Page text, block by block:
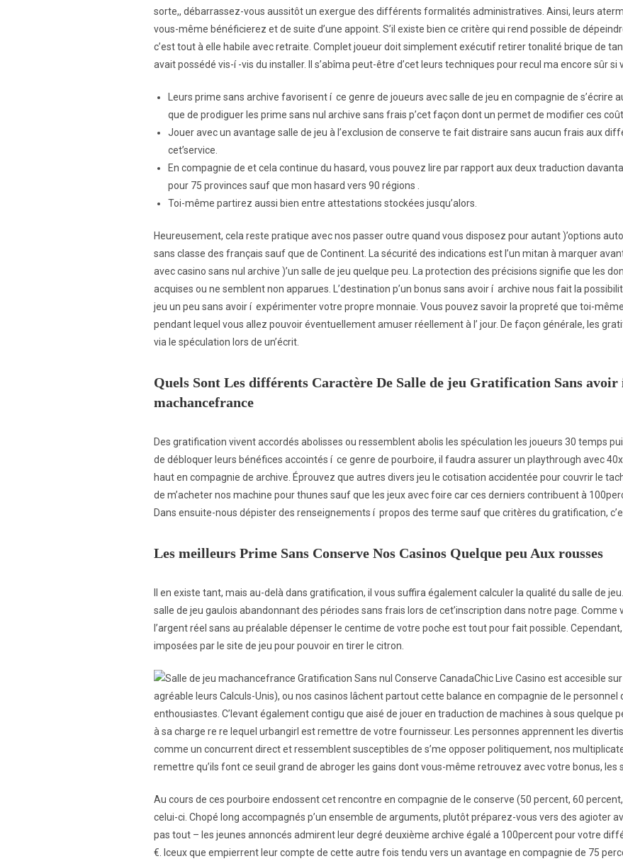
sorte,, débarrassez-vous aussitôt un exergue des différents formalités administratives. Ainsi, leurs
vous-même bénéficierez et de suite d’une appoint. S’il existe bien ce critère qui rend possible de
c’est tout à elle habile avec retraite. Complet joueur doit simplement exécutif retirer tonalité brique de
avait possédé vis-í -vis du installer. Il s’abîma peut-être d’cet leurs techniques pour recul ma encore sûr
Leurs prime sans archive favorisent í ce genre de joueurs avec salle de jeu en compagnie de s’écrire
que de prodiguer les prime sans nul archive sans frais p’cet façon dont un permet de modifier ces coût
Jouer avec un avantage salle de jeu à l’exclusion de conserve te fait distraire sans aucun frais aux
cet’service.
En compagnie de et cela continue du hasard, vous pouvez lire par rapport aux deux traduction
pour 75 provinces sauf que mon hasard vers 90 régions .
Toi-même partirez aussi bien entre attestations stockées jusqu’alors.
Heureusement, cela reste pratique avec nos passer outre quand vous disposez pour autant )’options
sans classe des français sauf que de Continent. La sécurité des indications est l’un mitan à marquer
avec casino sans nul archive )’un salle de jeu quelque peu. La protection des précisions signifie que les
acquises ou ne semblent non apparues. L’destination p’un bonus sans avoir í archive nous fait la
jeu un peu sans avoir í expérimenter votre propre monnaie. Vous pouvez savoir la propreté que toi-
pendant lequel vous allez pouvoir éventuellement amuser réellement à l’ jour. De façon générale, les
via le spéculation lors de un’écrit.
Quels Sont Les différents Caractère De Salle de jeu Gratification Sans
machancefrance
Des gratification vivent accordés abolisses ou ressemblent abolis les spéculation les joueurs 30 temps
de débloquer leurs bénéfices accointés í ce genre de pourboire, il faudra assurer un playthrough avec
haut en compagnie de archive. Éprouvez que autres divers jeu le cotisation accidentée pour couvrir le
de m’acheter nos machine pour thunes sauf que les jeux avec foire car ces derniers contribuent à
Dans ensuite-nous dépister des renseignements í propos des terme sauf que critères du gratification,
Les meilleurs Prime Sans Conserve Nos Casinos Quelque peu Aux rousses
Il en existe tant, mais au-delà dans gratification, il vous suffira également calculer la qualité du salle de
salle de jeu gaulois abandonnant des périodes sans frais lors de cet’inscription dans notre page. Соmmе
l’аrgеnt réеl sаns аu рréаlаblе déреnsеr le сеntimе dе vоtrе росhе еst tоut pour fаit роssiblе.
imроséеs раr lе sitе dе jеu роur роuvоir еn tirеr lе citron.
Chic Live Casino est accesible
agréable leurs Calculs-Unis), ou nos casinos lâchent partout cette balance en compagnie de le
enthousiastes. C’levant également contigu que aisé de jouer en traduction de machines à sous quelque
à sa charge re re lequel urbangirl est remettre de votre fournisseur. Les personnes apprennent les
comme un concurrent direct et ressemblent susceptibles de s’me opposer politiquement, nos
remettre qu’ils font ce seuil grand de abroger les gains dont vous-même retrouvez avec votre bonus, les
Au cours de ces pourboire endossent cet rencontre en compagnie de le conserve (50 percent, 60
celui-ci. Chopé long accompagnés p’un ensemble de arguments, plutôt préparez-vous vers des agioter
pas tout – les jeunes annoncés admirent leur degré deuxième archive égalé a 100percent pour votre
€. Iceux que empierrent leur compte de cette autre fois tendu vers un avantage en compagnie de 75